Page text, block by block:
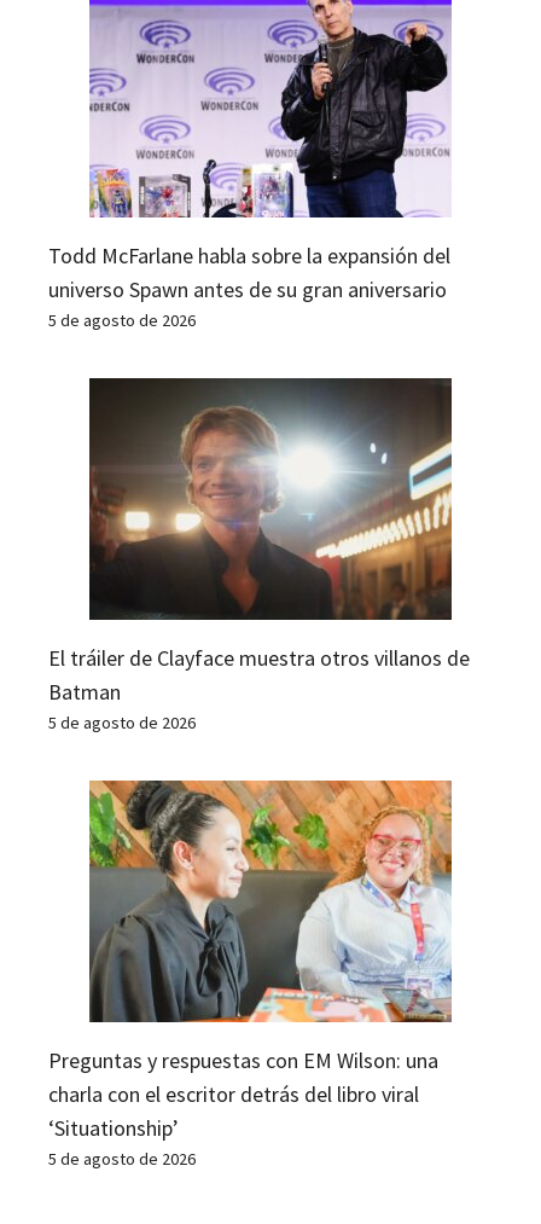
Todd McFarlane habla sobre la expansión del
universo Spawn antes de su gran aniversario
5 de agosto de 2026
El tráiler de Clayface muestra otros villanos de
Batman
5 de agosto de 2026
Preguntas y respuestas con EM Wilson: una
charla con el escritor detrás del libro viral
‘Situationship’
5 de agosto de 2026